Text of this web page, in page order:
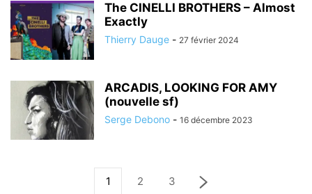
The CINELLI BROTHERS – Almost
Exactly
Thierry Dauge - 27 février 2024
ARCADIS, LOOKING FOR AMY
(nouvelle sf)
Serge Debono - 16 décembre 2023
1 2 3